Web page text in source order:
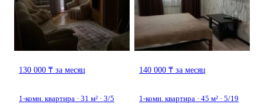
130 000 ₸ за месяц
1-комн. квартира · 31 м² · 3/5
140 000 ₸ за месяц
1-комн. квартира · 45 м² · 5/19